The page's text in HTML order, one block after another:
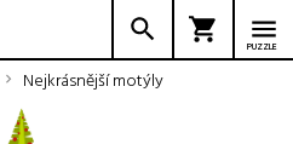
PUZZLE
Nejkrásnější motýly